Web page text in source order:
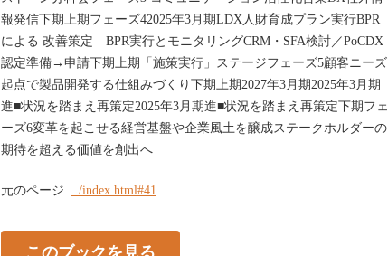
報発信下期上期フェーズ42025年3月期LDX人財育成プラン実行BPR
による 改善策定 BPR実行とモニタリングCRM・SFA検討／PoCDX
認定準備→申請下期上期「施策実行」ステージフェーズ5顧客ニーズ
起点で製品開発する仕組みづくり下期上期2027年3月期2025年3月期
進■状況を踏まえ再策定2025年3月期進■状況を踏まえ再策定下期フェ
ーズ6変革を起こせる経営基盤や企業風土を醸成ステークホルダーの
期待を超える価値を創出へ
元のページ ../index.html#41
このブックを見る